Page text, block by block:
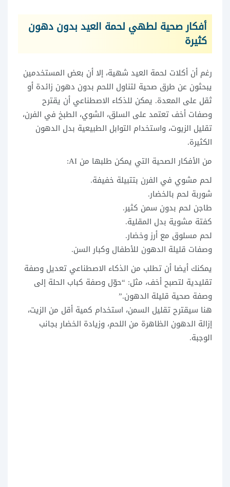
أفكار صحية لطهي لحمة العيد بدون دهون
كثيرة
رغم أن أكلات لحمة العيد شهية، إلا أن بعض المستخدمين
يبحثون عن طرق صحية لتناول اللحم بدون دهون زائدة أو
ثقل على المعدة. يمكن للذكاء الاصطناعي أن يقترح
وصفات أخف تعتمد على السلق، الشوي، الطبخ في الفرن،
تقليل الزيوت، واستخدام التوابل الطبيعية بدل الدهون
الكثيرة.
من الأفكار الصحية التي يمكن طلبها من AI:
لحم مشوي في الفرن بتتبيلة خفيفة.
شوربة لحم بالخضار.
طاجن لحم بدون سمن كثير.
كفتة مشوية بدل المقلية.
لحم مسلوق مع أرز وخضار.
وصفات قليلة الدهون للأطفال وكبار السن.
يمكنك أيضا أن تطلب من الذكاء الاصطناعي تعديل وصفة
تقليدية لتصبح أخف، مثل: “حوّل وصفة كباب الحلة إلى
وصفة صحية قليلة الدهون.”
هنا سيقترح تقليل السمن، استخدام كمية أقل من الزيت،
إزالة الدهون الظاهرة من اللحم، وزيادة الخضار بجانب
الوجبة.